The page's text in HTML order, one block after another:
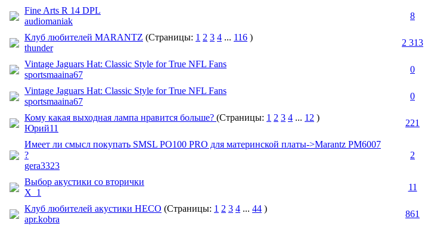
Fine Arts R 14 DPL
audiomaniak
8
Клуб любителей MARANTZ (Страницы: 1 2 3 4 ... 116 )
thunder
2 313
Vintage Jaguars Hat: Classic Style for True NFL Fans
sportsmaaina67
0
Vintage Jaguars Hat: Classic Style for True NFL Fans
sportsmaaina67
0
Кому какая выходная лампа нравится больше? (Страницы: 1 2 3 4 ... 12 )
Юрий11
221
Имеет ли смысл покупать SMSL PO100 PRO для материнской платы->Marantz PM6007
?
gera3323
2
Выбор акустики со вторички
X_1
11
Клуб любителей акустики HECO (Страницы: 1 2 3 4 ... 44 )
apr.kobra
861